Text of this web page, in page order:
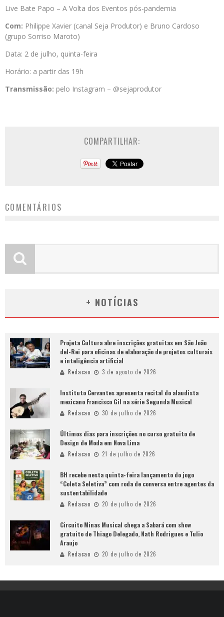
Live Bate Papo – A Volta dos Eventos pós-pandemia
Com: Philippe Xavier (canal Seja Produtor) e Bruno Cardoso
(grupo Sorriso Maroto)
Data: 2 de julho, quinta-feira
Horário: a partir das 19h
Transmissão: pelo Instagram – @sejaprodutor
COMPARTILHAR:
COMENTÁRIOS
+ NOTÍCIAS
Projeta Cultura abre inscrições gratuitas em São João
del-Rei para oficinas de elaboração de projetos culturais
e inteligência artificial
Redacao 3 de agosto de 2026
Instituto Cervantes apresenta recital do alaudista
mexicano Francisco Gil na série Segunda Musical
Redacao 30 de julho de 2026
Últimos dias para inscrições no curso gratuito de
Design de Moda em Nova Lima
Redacao 21 de julho de 2026
BH recebe nesta quinta-feira lançamento do jogo
“Coleta Seletiva” com roda de conversa entre agentes da
sustentabilidade
Redacao 20 de julho de 2026
Circuito Minas Musical chega a Sabará com show
gratuito de Thiago Delegado, Nath Rodrigues e Tulio
Araujo
Redacao 20 de julho de 2026